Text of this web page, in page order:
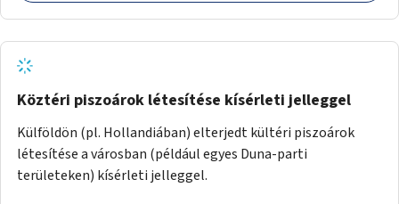
Köztéri piszoárok létesítése kísérleti jelleggel
Külföldön (pl. Hollandiában) elterjedt kültéri piszoárok
létesítése a városban (például egyes Duna-parti
területeken) kísérleti jelleggel.